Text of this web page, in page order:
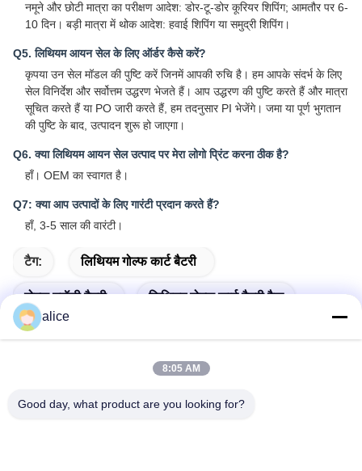
नमूने और छोटी मात्रा का परीक्षण आदेश: डोर-टू-डोर कूरियर शिपिंग; आमतौर पर 6-
10 दिन। बड़ी मात्रा में थोक आदेश: हवाई शिपिंग या समुद्री शिपिंग।
Q5. लिथियम आयन सेल के लिए ऑर्डर कैसे करें?
कृपया उन सेल मॉडल की पुष्टि करें जिनमें आपकी रुचि है। हम आपके संदर्भ के लिए
सेल विनिर्देश और सर्वोत्तम उद्धरण भेजते हैं। आप उद्धरण की पुष्टि करते हैं और मात्रा
सूचित करते हैं या PO जारी करते हैं, हम तदनुसार PI भेजेंगे। जमा या पूर्ण भुगतान
की पुष्टि के बाद, उत्पादन शुरू हो जाएगा।
Q6. क्या लिथियम आयन सेल उत्पाद पर मेरा लोगो प्रिंट करना ठीक है?
हाँ। OEM का स्वागत है।
Q7: क्या आप उत्पादों के लिए गारंटी प्रदान करते हैं?
हाँ, 3-5 साल की वारंटी।
टैग: लिथियम गोल्फ कार्ट बैटरी
गोल्फ ट्रॉली बैटरी लिथियम गोल्फ कार्ट बैटरी पैक
त्वरित संपर्क करें
alice
8:05 AM
Good day, what product are you looking for?